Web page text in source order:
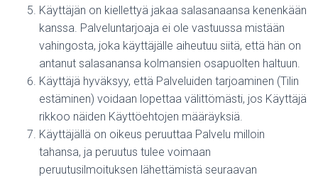
Käyttäjän on kiellettyä jakaa salasanaansa kenenkään
kanssa. Palveluntarjoaja ei ole vastuussa mistään
vahingosta, joka käyttäjälle aiheutuu siitä, että hän on
antanut salasanansa kolmansien osapuolten haltuun.
Käyttäjä hyväksyy, että Palveluiden tarjoaminen (Tilin
estäminen) voidaan lopettaa välittömästi, jos Käyttäjä
rikkoo näiden Käyttöehtojen määräyksiä.
Käyttäjällä on oikeus peruuttaa Palvelu milloin
tahansa, ja peruutus tulee voimaan
peruutusilmoituksen lähettämistä seuraavan